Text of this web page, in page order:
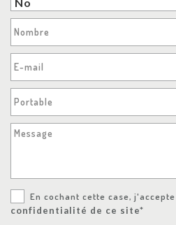
Nombre
E-mail
Portable
Message
En cochant cette case,
confidentialité de ce site*